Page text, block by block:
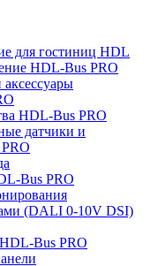
для гостиниц HDL
HDL-Bus PRO
HDL-Bus PRO
датчики и
Bus PRO
(DALI 0-10V DSI)
Bus PRO